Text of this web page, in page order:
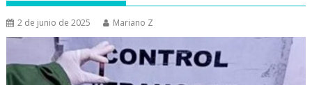
2 de junio de 2025 Mariano Z